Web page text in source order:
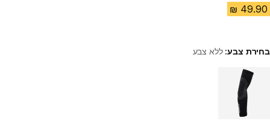
בחירת צבע:ללא צבע
Choose a variant